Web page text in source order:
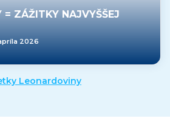
= ZÁŽITKY NAJVYŠŠEJ
2026
Leonardoviny